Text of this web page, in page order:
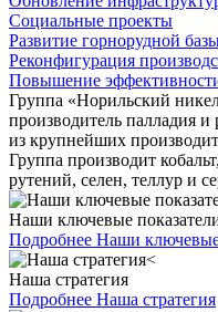
Социальные проекты
Развитие горнорудной
Реконфигурация
Повышение
Группа «Норильский
производитель палладия
из крупнейших
Группа производит
рутений, селен, теллур и
Наши ключевые
Подробнее Наши ключевые
Наша стратегия
Подробнее Наша стратегия